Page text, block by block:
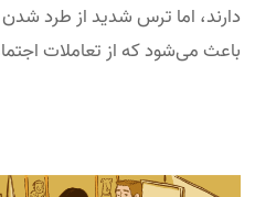
دارند، اما ترس شدید از طرد
باعث می‌شود که از تعاملات